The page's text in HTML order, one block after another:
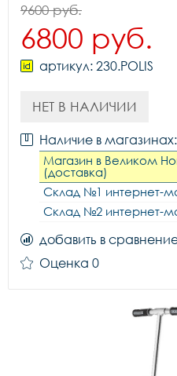
9600 руб.
6800 руб.
артикул: 230.POLIS
НЕТ В НАЛИЧИИ
Наличие в магазинах:
Магазин в Великом
(доставка)
Склад №1 интернет-
Склад №2 интернет-
добавить в
Оценка 0